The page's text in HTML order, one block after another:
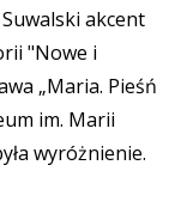
akcent
"Nowe i
„Maria. Pieśń
im. Marii
wyróżnienie.